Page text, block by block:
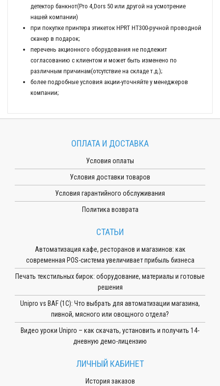
детектор банкнот(Pro 4,Dors 50 или другой на усмотрение
нашей компании)
при покупке принтера этикеток HPRT HT300-ручной проводной
сканер в подарок;
перечень акционного оборудования не подлежит
согласованию с клиентом и может быть изменено по
различным причинам(отсутствие на складе т.д.);
более подробные условия акции-уточняйте у менеджеров
компании;
ОПЛАТА И ДОСТАВКА
Условия оплаты
Условия доставки товаров
Условия гарантийного обслуживания
Политика возврата
СТАТЬИ
Автоматизация кафе, ресторанов и магазинов: как
современная POS-система увеличивает прибыль бизнеса
Печать текстильных бирок: оборудование, материалы и готовые
решения
Unipro vs BAF (1С): Что выбрать для автоматизации магазина,
пивной, мясного или овощного отдела?
Видео уроки Unipro – как скачать, установить и получить 14-
дневную демо-лицензию
ЛИЧНЫЙ КАБИНЕТ
История заказов